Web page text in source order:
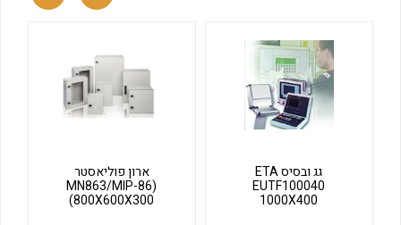
לכל מוצרי היצרן לכל מוצרי היצרן
גג ובסיס ETA
EUTF100040
1000X400
ארון פוליאסטר
(MN863/MIP-86
(800X600X300